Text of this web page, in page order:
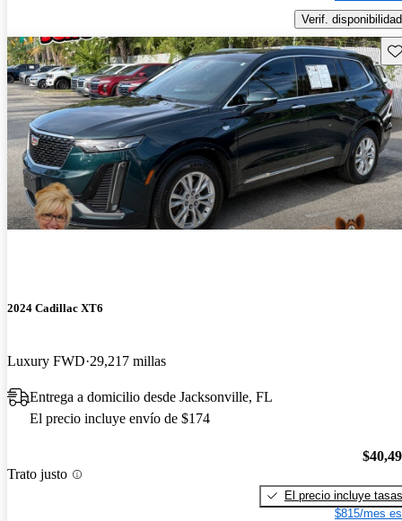
Verif. disponibilidad
2024 Cadillac XT6
Luxury FWD 29,217 millas
Entrega a domicilio desde Jacksonville, FL
El precio incluye envío de $174
Trato justo
El precio incluye tasas
$815/mes